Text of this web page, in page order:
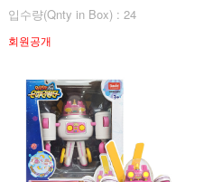
입수량(Qnty in Box) : 24
회원공개